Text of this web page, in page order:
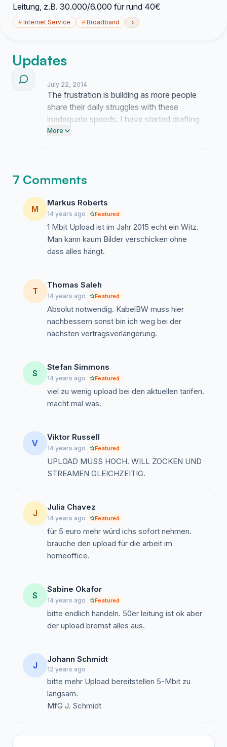
Leitung, z.B. 30.000/6.000 für rund 40€
#Internet Service #Broadband ›
Updates
July 22, 2014
The frustration is building as more people
share their daily struggles with these
inadequate speeds. I have started drafting
a direct letter to the company to explain
More
7 Comments
M
Markus Roberts
14 years ago Featured
1 Mbit Upload ist im Jahr 2015 echt ein Witz.
Man kann kaum Bilder verschicken ohne
dass alles hängt.
T
Thomas Saleh
14 years ago Featured
Absolut notwendig. KabelBW muss hier
nachbessern sonst bin ich weg bei der
nächsten vertragsverlängerung.
S
Stefan Simmons
14 years ago Featured
viel zu wenig upload bei den aktuellen tarifen.
macht mal was.
V
Viktor Russell
14 years ago Featured
UPLOAD MUSS HOCH. WILL ZOCKEN UND
STREAMEN GLEICHZEITIG.
J
Julia Chavez
14 years ago Featured
für 5 euro mehr würd ichs sofort nehmen.
brauche den upload für die arbeit im
homeoffice.
S
Sabine Okafor
14 years ago Featured
bitte endlich handeln. 50er leitung ist ok aber
der upload bremst alles aus.
J
Johann Schmidt
12 years ago
bitte mehr Upload bereitstellen 5-Mbit zu
langsam.
MfG J. Schmidt